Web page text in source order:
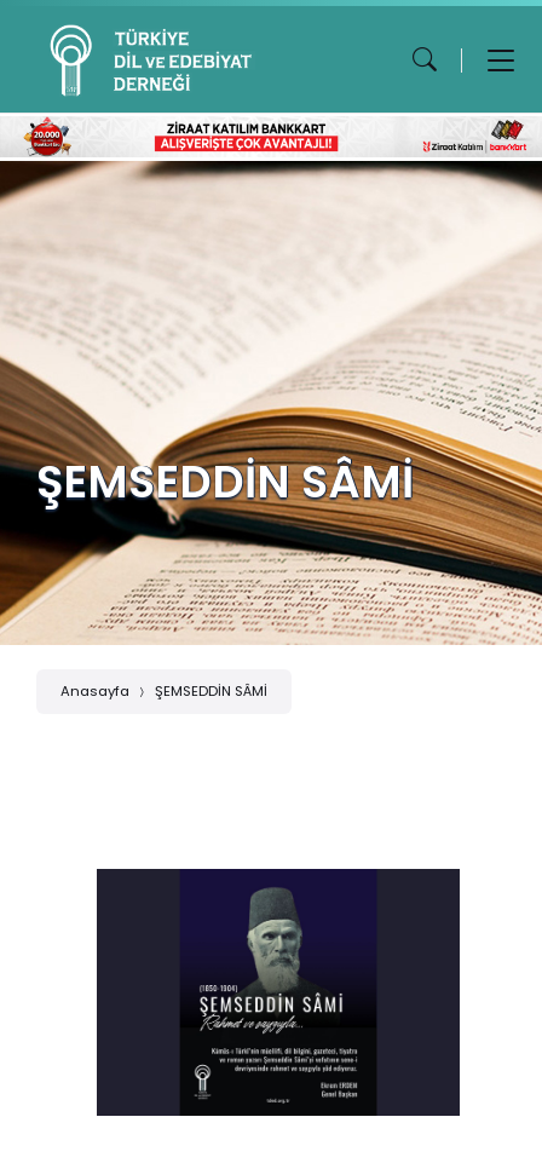
ŞEMSEDDİN SÂMİ
Anasayfa ŞEMSEDDİN SÂMİ